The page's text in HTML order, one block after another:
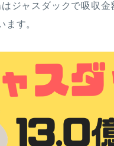
はジャスダックで吸収金
ます。